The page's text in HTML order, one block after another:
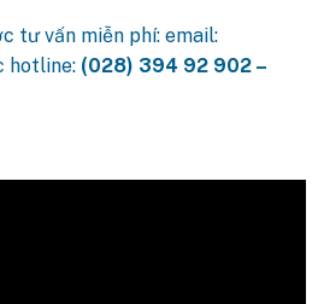
tư vấn miễn phí: email:
hotline: (028) 394 92 902 –